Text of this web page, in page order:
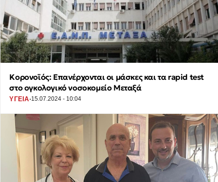
Κορονοϊός: Επανέρχονται οι μάσκες και τα rapid test
στο ογκολογικό νοσοκομείο Μεταξά
ΥΓΕΙΑ·15.07.2024 - 10:04